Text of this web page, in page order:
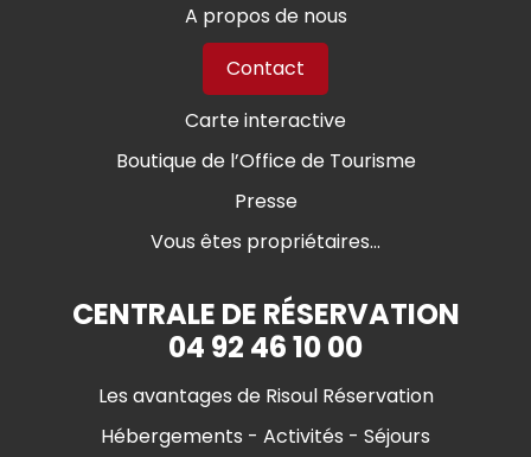
A propos de nous
Contact
Carte interactive
Boutique de l’Office de Tourisme
Presse
Vous êtes propriétaires...
CENTRALE DE RÉSERVATION
04 92 46 10 00
Les avantages de Risoul Réservation
Hébergements - Activités - Séjours